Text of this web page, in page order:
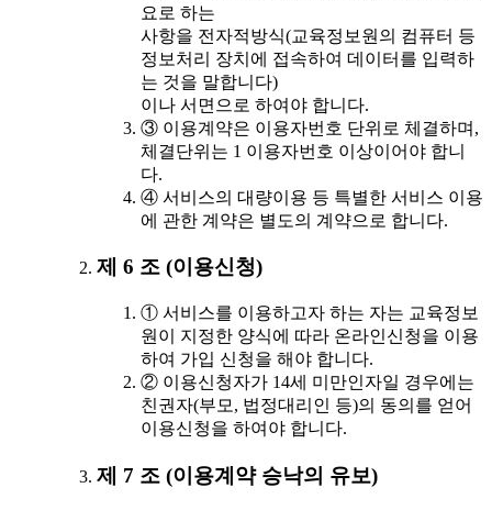
요로 하는
사항을 전자적방식(교육정보원의 컴퓨터 등
정보처리 장치에 접속하여 데이터를 입력하
는 것을 말합니다)
이나 서면으로 하여야 합니다.
③ 이용계약은 이용자번호 단위로 체결하며,
체결단위는 1 이용자번호 이상이어야 합니
다.
④ 서비스의 대량이용 등 특별한 서비스 이용
에 관한 계약은 별도의 계약으로 합니다.
제 6 조 (이용신청)
① 서비스를 이용하고자 하는 자는 교육정보
원이 지정한 양식에 따라 온라인신청을 이용
하여 가입 신청을 해야 합니다.
② 이용신청자가 14세 미만인자일 경우에는
친권자(부모, 법정대리인 등)의 동의를 얻어
이용신청을 하여야 합니다.
제 7 조 (이용계약 승낙의 유보)